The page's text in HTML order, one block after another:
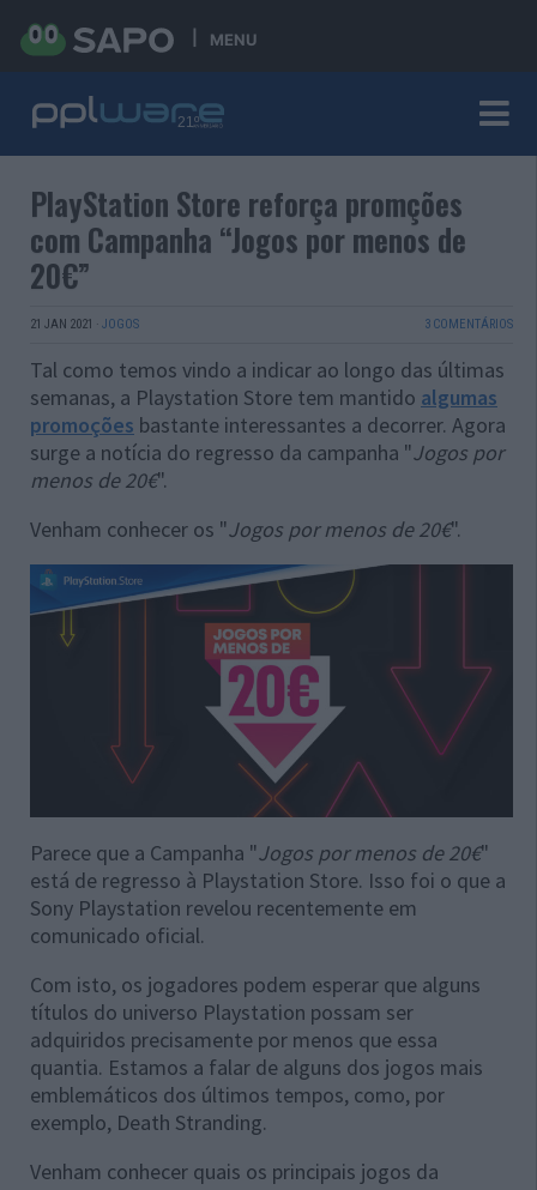
MENU
PlayStation Store reforça promções
com Campanha “Jogos por menos de
20€”
21 JAN 2021 · JOGOS 3 COMENTÁRIOS
Tal como temos vindo a indicar ao longo das últimas
semanas, a Playstation Store tem mantido algumas
promoções bastante interessantes a decorrer. Agora
surge a notícia do regresso da campanha "Jogos por
menos de 20€".
Venham conhecer os "Jogos por menos de 20€".
Parece que a Campanha "Jogos por menos de 20€"
está de regresso à Playstation Store. Isso foi o que a
Sony Playstation revelou recentemente em
comunicado oficial.
Com isto, os jogadores podem esperar que alguns
títulos do universo Playstation possam ser
adquiridos precisamente por menos que essa
quantia. Estamos a falar de alguns dos jogos mais
emblemáticos dos últimos tempos, como, por
exemplo, Death Stranding.
Venham conhecer quais os principais jogos da